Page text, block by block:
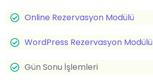
Online Rezervasyon Modülü
WordPress Rezervasyon Modülü
Gün Sonu İşlemleri